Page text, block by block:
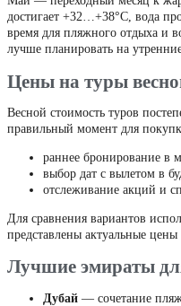
достигает +32…+38°C, вода
время для пляжного отдыха и
лучше планировать на
Цены на туры
Весной стоимость туров
правильный момент для
раннее бронирование в
выбор дат с вылетом в
отслеживание акций и
Для сравнения вариантов
представлены актуальные
Лучшие эмираты
Дубай — сочетание